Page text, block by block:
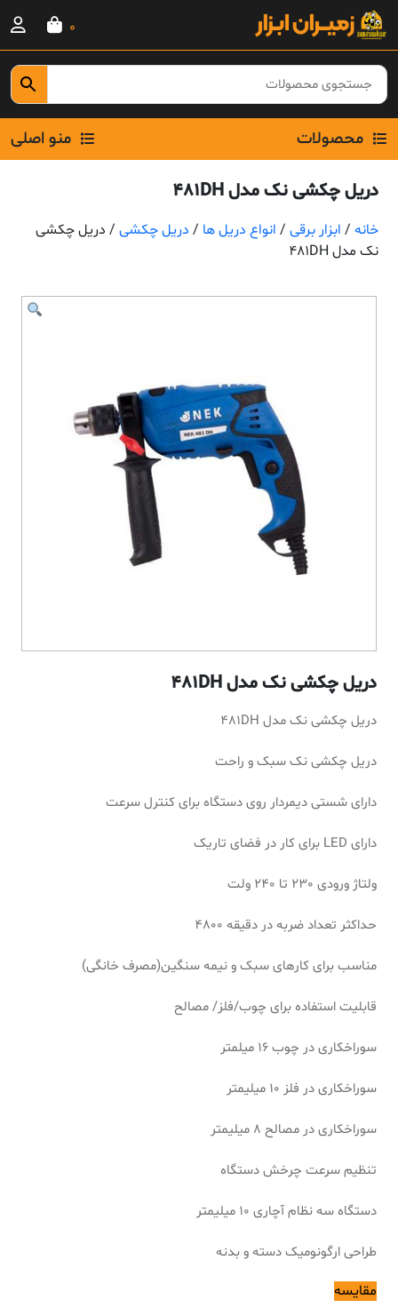
Skip
content
0
محصولات منو اصلی
دریل چکشی نک مدل 481DH
خانه / ابزار برقی / انواع دریل ها / دریل چکشی / دریل چکشی
نک مدل 481DH
دریل چکشی نک مدل 481DH
دریل چکشی نک مدل 481DH
دریل چکشی نک سبک و راحت
دارای شستی دیمردار روی دستگاه برای کنترل سرعت
دارای LED برای کار در فضای تاریک
ولتاژ ورودی 230 تا 240 ولت
حداکثر تعداد ضربه در دقیقه 4800
مناسب برای کارهای سبک و نیمه سنگین(مصرف خانگی)
قابلیت استفاده برای چوب/فلز/ مصالح
سوراخکاری در چوب 16 میلمتر
سوراخکاری در فلز 10 میلیمتر
سوراخکاری در مصالح 8 میلیمتر
تنظیم سرعت چرخش دستگاه
دستگاه سه نظام آچاری 10 میلیمتر
طراحی ارگونومیک دسته و بدنه
مقایسه